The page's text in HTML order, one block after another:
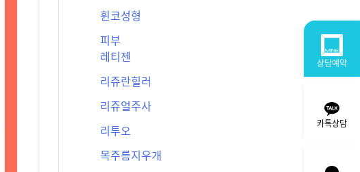
상담예약
카톡상담
휜코성형
피부
레티젠
리쥬란힐러
리쥬얼주사
리투오
목주름지우개